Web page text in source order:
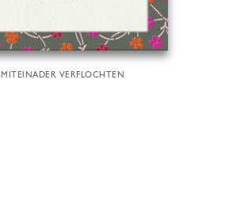
MITEINADER VERFLOCHTEN